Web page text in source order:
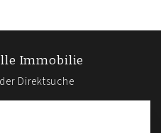
Immobilie
Direktsuche